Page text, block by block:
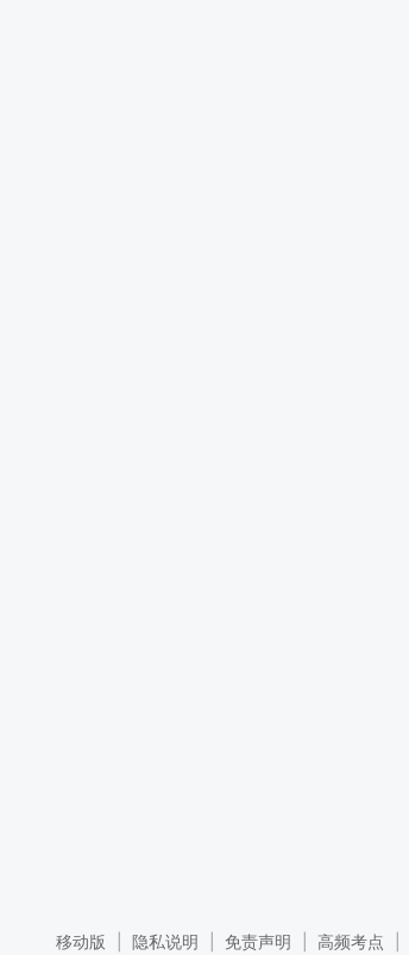
移动版 隐私说明 免责声明 高频考点